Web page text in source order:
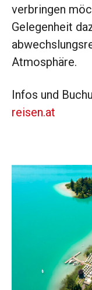
verbringen
Gelegenheit
Atmosphäre.
Infos und
reisen.at